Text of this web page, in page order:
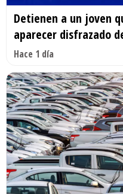
Detienen a un joven
aparecer disfrazado
Hace 1 día